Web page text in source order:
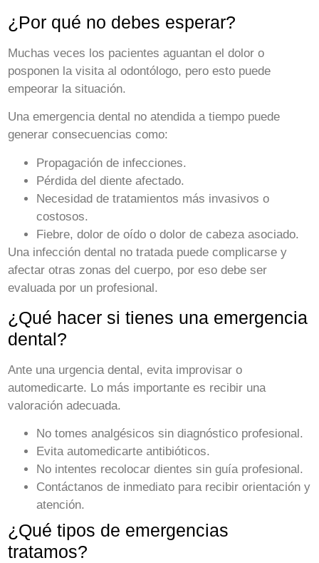
¿Por qué no debes esperar?
Muchas veces los pacientes aguantan el dolor o
posponen la visita al odontólogo, pero esto puede
empeorar la situación.
Una emergencia dental no atendida a tiempo puede
generar consecuencias como:
Propagación de infecciones.
Pérdida del diente afectado.
Necesidad de tratamientos más invasivos o
costosos.
Fiebre, dolor de oído o dolor de cabeza asociado.
Una infección dental no tratada puede complicarse y
afectar otras zonas del cuerpo, por eso debe ser
evaluada por un profesional.
¿Qué hacer si tienes una emergencia
dental?
Ante una urgencia dental, evita improvisar o
automedicarte. Lo más importante es recibir una
valoración adecuada.
No tomes analgésicos sin diagnóstico profesional.
Evita automedicarte antibióticos.
No intentes recolocar dientes sin guía profesional.
Contáctanos de inmediato para recibir orientación y
atención.
¿Qué tipos de emergencias
tratamos?